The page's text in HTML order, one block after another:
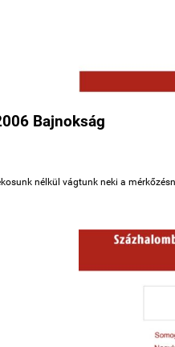
Bajnokság
nélkül vágtunk neki a